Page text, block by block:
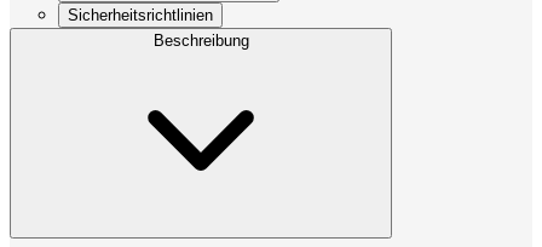
Sicherheitsrichtlinien
Beschreibung